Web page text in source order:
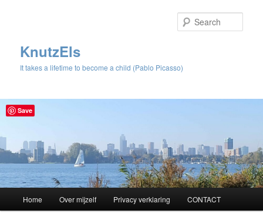
KnutzEls
It takes a lifetime to become a child (Pablo Picasso)
Skip
Home Over mijzelf Privacy verklaring CONTACT
Save